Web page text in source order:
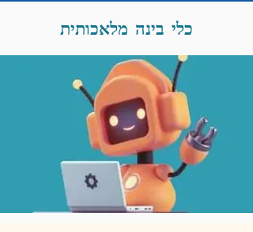
כלי בינה מלאכותית